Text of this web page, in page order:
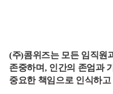
(주)콤위즈는 모든 임직원
존중하며, 인간의 존엄과
중요한 책임으로 인식하고